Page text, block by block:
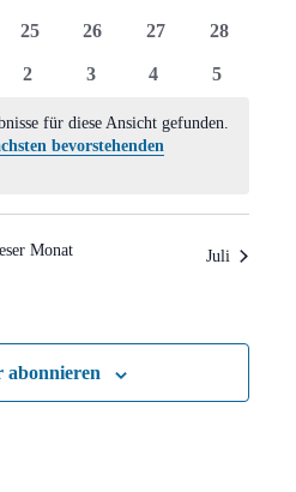
0
25
0
26
0
27
0
28
0
2
0
3
0
4
0
5
für diese Ansicht gefunden.
bevorstehenden
Monat Juli
abonnieren